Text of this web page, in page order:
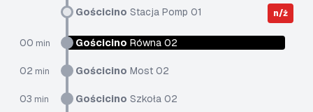
Gościcino Stacja Pomp 01 n/ż
00 min Gościcino Równa 02
02 min Gościcino Most 02
03 min Gościcino Szkoła 02